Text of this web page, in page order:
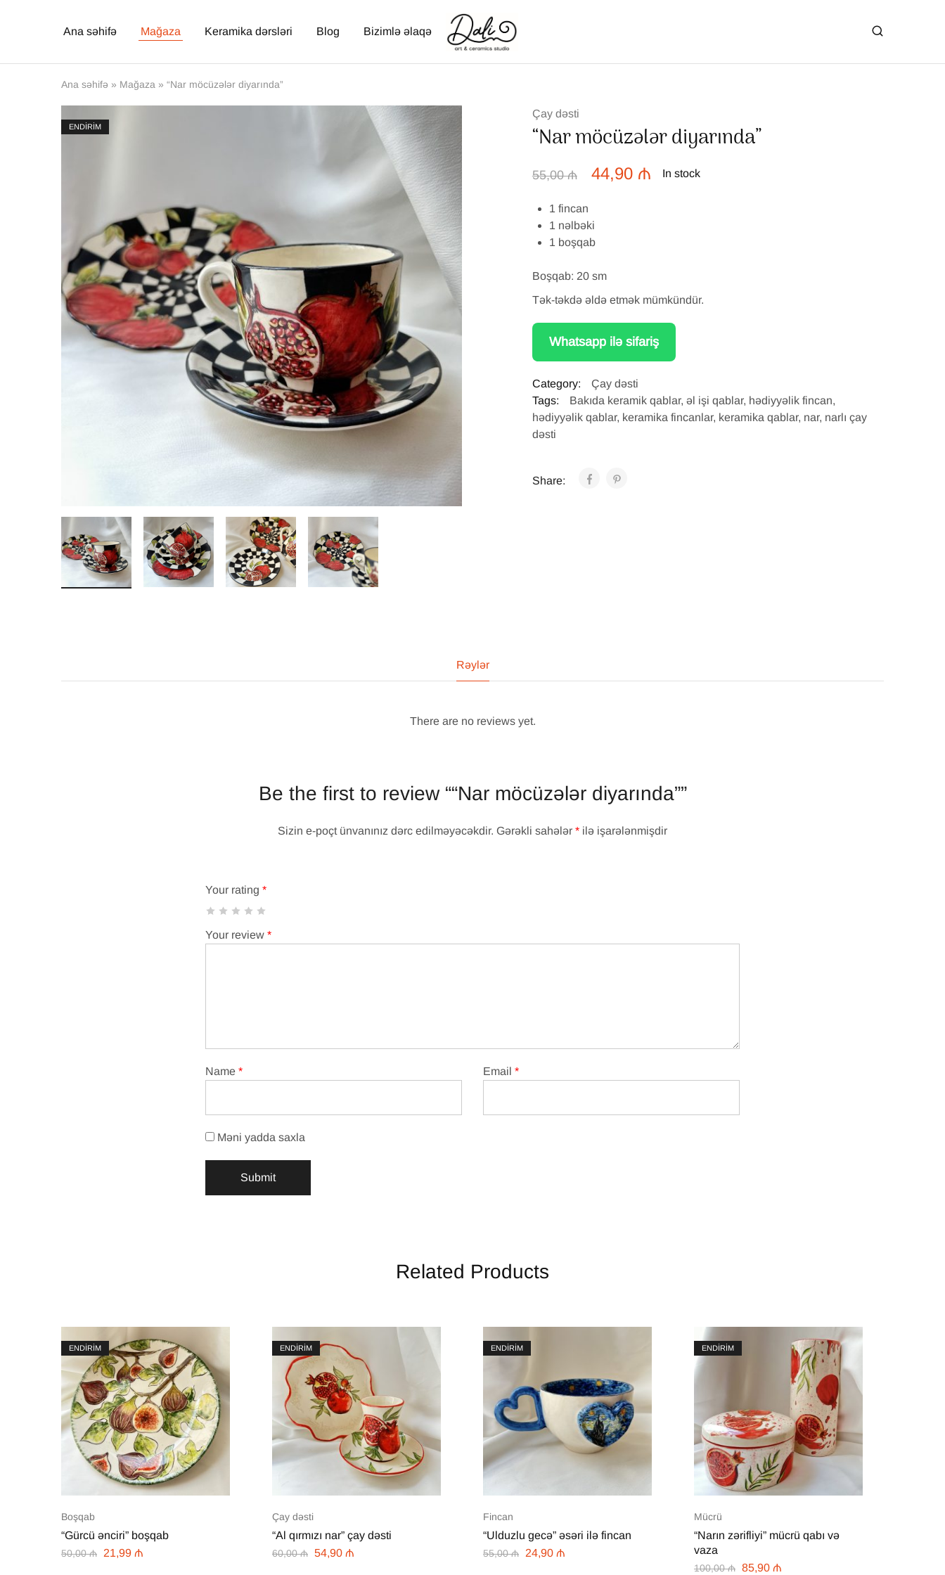
Ana səhifə Mağaza Keramika dərsləri Blog Bizimlə əlaqə
Dali
Art
Masterklasslar,
Keramika
dərsləri
keramik
məhsullar
Ana səhifə » Mağaza » “Nar möcüzələr diyarında”
ENDİRİM
Çay dəsti
“Nar möcüzələr diyarında”
55,00₼ 44,90 ₼ In stock
1 fincan
1 nəlbəki
1 boşqab
Boşqab: 20 sm
Tək-təkdə əldə etmək mümkündür.
Whatsapp ilə sifariş
Category:
Çay dəsti
Tags:
Bakıda keramik qablar, əl işi qablar, hədiyyəlik fincan,
hədiyyəlik qablar, keramika fincanlar, keramika qablar, nar, narlı çay
dəsti
Share:
Rəylər
There are no reviews yet.
Be the first to review ““Nar möcüzələr diyarında””
Sizin e-poçt ünvanınız dərc edilməyəcəkdir. Gərəkli sahələr * ilə işarələnmişdir
Your rating *
Your review *
Name * Email *
Məni yadda saxla
Related Products
ENDİRİM
Boşqab
“Gürcü ənciri” boşqab
50,00₼ 21,99 ₼
ENDİRİM
Çay dəsti
“Al qırmızı nar” çay dəsti
60,00₼ 54,90 ₼
ENDİRİM
Fincan
“Ulduzlu gecə” əsəri ilə fincan
55,00₼ 24,90 ₼
ENDİRİM
Mücrü
“Narın zərifliyi” mücrü qabı və
vaza
100,00₼ 85,90 ₼